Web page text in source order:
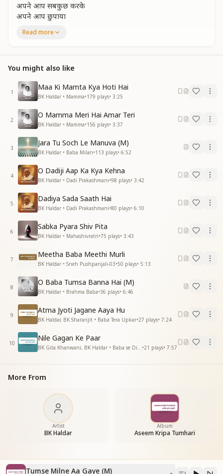
अपने आप सबकुछ करके
अपने आप छुपाया
अपने आप सबकुछ करके
पालना शिक्षाये देकर बच्चों को आगे बढ़ाया
तुमसे है रोशन ये चमन सबका मन आंगन
चारो ओर के बच्चे तुम्हारे आ गए मधुबन
आ गए मधुबन
है दीवाने ये परवाने बाबा तुमको मिलनेको
करना ये तन ओ प्राण धन
राहत मिले इस दिल को
है दीवाने ये परवाने बाबा तुमको मिलनेको
करना ये तन ओ प्राण धन
राहत मिले इस दिल को
दिलके दिलबर तुम्हारे बिगर कुछ भी न चाहे हम
चारो ओर के बच्चे तुम्हारे आ गए मधुबन
आ गए मधुबन
और क्या सुनाए
सबकुछ तुमको है खबर
मिलने को आना सबका है कहना
ओ प्रिय रहबर
और क्या सुनाए
सबकुछ तुमको है खबर
मिलने को आना सबका है कहना
ओ प्रिय रहबर
आना ही होगा मिलना ही होगा
कहे दिल की धड़कन
चारो ओर के बच्चे तुम्हारे आ गए मधुबन
आ गए मधुबन
तुमसे मिलने आ गए
देखो बच्चे तुम्हारे
आ जाओ बाबा हमारे
मिलन का मौसम आया होगा महा मिलन
चारो ओर के बच्चे तुम्हारे आ गए मधुबन
आ गए मधुबन
आ गए मधुबन
आ गए मधुबन
Read more
You might also like
1
Maa Ki Mamta Kya Hoti Hai
BK Haldar • Mamma•179 plays• 3:25
2
O Mamma Meri Hai Amar Teri
BK Haldar • Mamma•156 plays• 3:37
3
Jara Tu Soch Le Manuva (M)
BK Haldar • Baba Milan•113 plays• 6:52
4
O Dadiji Aap Ka Kya Kehna
BK Haldar • Dadi Prakashmani•98 plays• 3:42
5
Dadiya Sada Saath Hai
BK Haldar • Dadi Prakashmani•80 plays• 6:10
6
Sabka Pyara Shiv Pita
BK Haldar • Mahashivratri•75 plays• 3:43
7
Meetha Baba Meethi Murli
BK Haldar • Sneh Pushpanjali-03•50 plays• 5:13
8
O Baba Tumsa Banna Hai (M)
BK Haldar • Brahma Baba•36 plays• 6:46
9
Atma Jyoti Jagane Aaya Hu
BK Haldar, BK Sharanjit • Baba Tera Upkar•27 plays• 7:24
10
Nile Gagan Ke Paar
•21 plays• 7:57
More From
Artist
BK Haldar
Album
Aseem Kripa Tumhari
Tumse Milne Aa Gaye (M)